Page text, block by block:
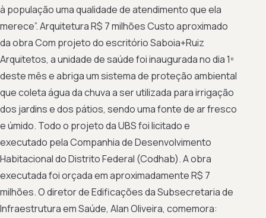
à população uma qualidade de atendimento que ela
merece”. Arquitetura R$ 7 milhões Custo aproximado
da obra Com projeto do escritório Saboia+Ruiz
Arquitetos, a unidade de saúde foi inaugurada no dia 1º
deste mês e abriga um sistema de proteção ambiental
que coleta água da chuva a ser utilizada para irrigação
dos jardins e dos pátios, sendo uma fonte de ar fresco
e úmido. Todo o projeto da UBS foi licitado e
executado pela Companhia de Desenvolvimento
Habitacional do Distrito Federal (Codhab). A obra
executada foi orçada em aproximadamente R$ 7
milhões. O diretor de Edificações da Subsecretaria de
Infraestrutura em Saúde, Alan Oliveira, comemora: